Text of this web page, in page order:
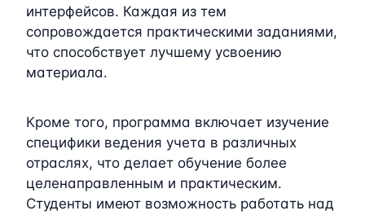
интерфейсов. Каждая из тем
сопровождается практическими заданиями,
что способствует лучшему усвоению
материала.
Кроме того, программа включает изучение
специфики ведения учета в различных
отраслях, что делает обучение более
целенаправленным и практическим.
Студенты имеют возможность работать над